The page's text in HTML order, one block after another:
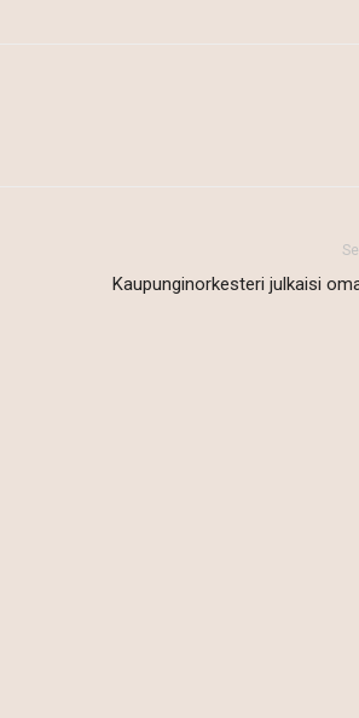
Kaupunginorkesteri julkaisi